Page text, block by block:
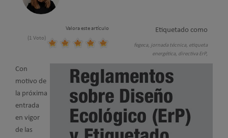
Valora este artículo
(1 Voto)
Etiquetado como
fegeca, jornada técnica, etiqueta
energética, directiva ErP,
Con
motivo de
la próxima
entrada
en vigor
de las